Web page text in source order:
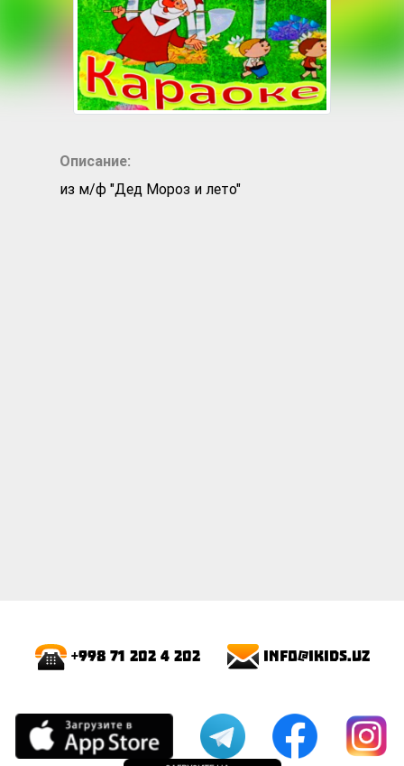
Описание:
из м/ф "Дед Мороз и лето"
+998 71 202 4 202 info@ikids.uz